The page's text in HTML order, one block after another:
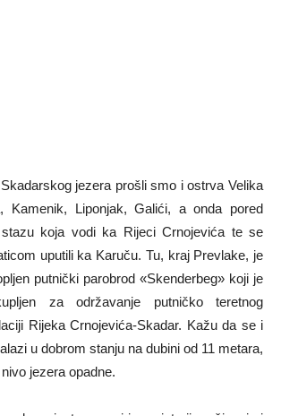
jezera prošli smo i ostrva Velika
Kamenik, Liponjak, Galići, a onda pored
koja vodi ka Rijeci Crnojevića te se
uputili ka Karuču. Tu, kraj Prevlake, je
putnički parobrod «Skenderbeg» koji je
za održavanje putničko teretnog
Rijeka Crnojevića-Skadar. Kažu da se i
u dobrom stanju na dubini od 11 metara,
jezera opadne.